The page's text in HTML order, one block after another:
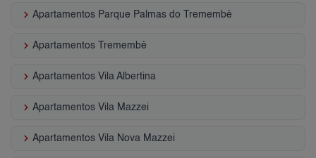
keyboard_arrow_right Apartamentos Parque Palmas do Tremembé
keyboard_arrow_right Apartamentos Tremembé
keyboard_arrow_right Apartamentos Vila Albertina
keyboard_arrow_right Apartamentos Vila Mazzei
keyboard_arrow_right Apartamentos Vila Nova Mazzei